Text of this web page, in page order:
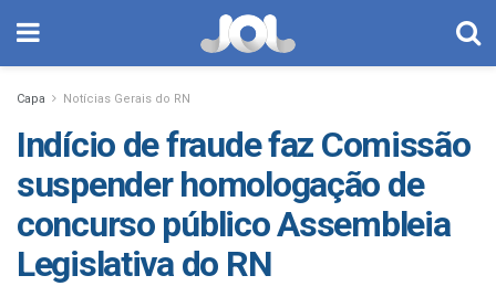
Capa Notícias Gerais do RN
Indício de fraude faz Comissão
suspender homologação de
concurso público Assembleia
Legislativa do RN